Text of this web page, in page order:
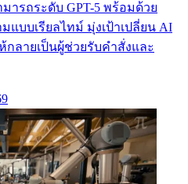
ารถระดับ GPT-5 พร้อมด้วย
บบเรียลไทม์ มุ่งเป้าเปลี่ยน AI
ลายเป็นผู้ช่วยรับคำสั่งและ